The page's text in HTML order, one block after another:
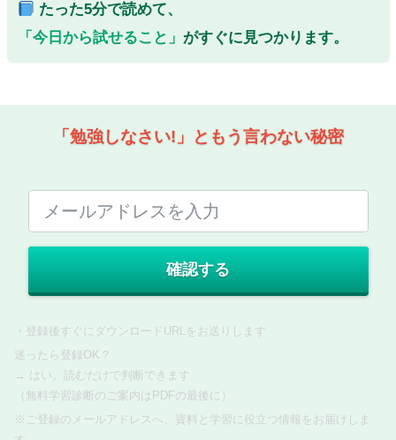
たった5分で読めて、
「今日から試せること」 がすぐに見つかります。
「勉強しなさい!」ともう言わない秘密
確認する
・登録後すぐにダウンロードURLをお送りします
迷ったら登録OK？
→ はい。読むだけで判断できます
（無料学習診断のご案内はPDFの最後に）
※ご登録のメールアドレスへ、資料と学習に役立つ情報をお届けしま